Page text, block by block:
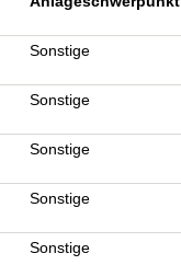
Sonstige
Sonstige
Sonstige
Sonstige
Sonstige